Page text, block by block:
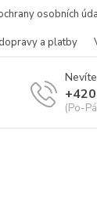
osobních
a platby
(Po-